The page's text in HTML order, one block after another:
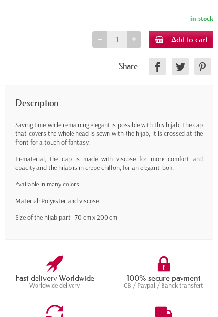
in stock
Add to cart
Share
Description
Saving time while remaining elegant is possible with this hijab. The cap
that covers the whole head is sewn with the hijab, it is crossed at the
front for a touch of fantasy.
Bi-material, the cap is made with viscose for more comfort and
opacity and the hijab is in crepe chiffon, for an elegant look.
Available in many colors
Material: Polyester and viscose
Size of the hijab part : 70 cm x 200 cm
Fast delivery Worldwide
Worldwide delivery
100% secure payment
CB / Paypal / Banck transfert